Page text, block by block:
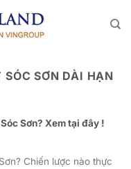
SƠN DÀI HẠN
Sơn? Xem tại đây !
Chiến lược nào thực